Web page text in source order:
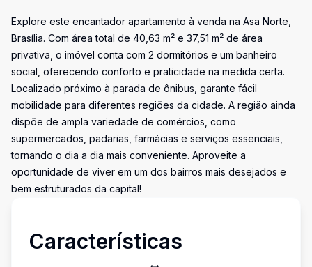
Explore este encantador apartamento à venda na Asa Norte,
Brasília. Com área total de 40,63 m² e 37,51 m² de área
privativa, o imóvel conta com 2 dormitórios e um banheiro
social, oferecendo conforto e praticidade na medida certa.
Localizado próximo à parada de ônibus, garante fácil
mobilidade para diferentes regiões da cidade. A região ainda
dispõe de ampla variedade de comércios, como
supermercados, padarias, farmácias e serviços essenciais,
tornando o dia a dia mais conveniente. Aproveite a
oportunidade de viver em um dos bairros mais desejados e
bem estruturados da capital!
Características